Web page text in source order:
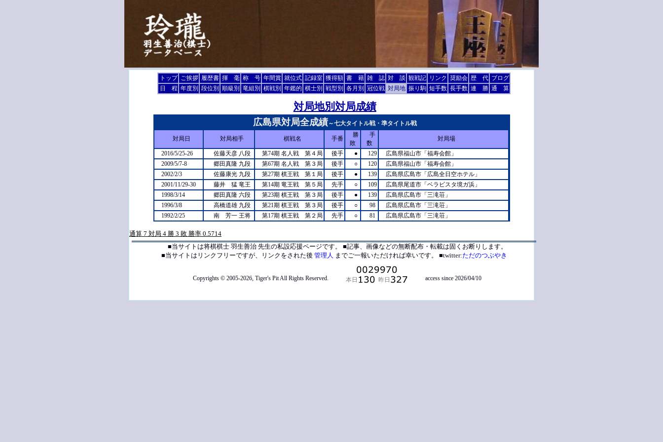
トップ ご挨拶 履歴書 揮 毫 称 号 年間賞 就位式 記録室 獲得額 書 籍 雑 誌 対 談 観戦記 リンク 奨励会 歴 代 ブログ
日 程 年度別 段位別 順級別 竜組別 棋戦別 年鑑的 棋士別 戦型別 各月別 冠位戦 対局地 振り駒 短手数 長手数 連 勝 通 算
対局地別対局成績
広島県対局全成績～七大タイトル戦・準タイトル戦
対局日 対局相手 棋戦名 手番
勝
敗
手
数
対局場
2016/5/25-26 佐藤天彦 八段 第74期 名人戦 第４局 後手 ● 129
広島県福山市「福寿会館」
2009/5/7-8
郷田真隆 九段 第67期 名人戦 第３局 後手 ○ 120
広島県福山市「福寿会館」
2002/2/3
佐藤康光 九段 第27期 棋王戦 第１局 後手 ● 139
広島県広島市「広島全日空ホテル」
2001/11/29-30
藤井 猛 竜王 第14期 竜王戦 第５局 先手 ○ 109
広島県尾道市「ベラビスタ境ガ浜」
1998/3/14
郷田真隆 六段 第23期 棋王戦 第３局 後手 ● 139
広島県広島市「三滝荘」
1996/3/8
高橋道雄 九段 第21期 棋王戦 第３局 後手 ○ 98
広島県広島市「三滝荘」
1992/2/25
南 芳一 王将 第17期 棋王戦 第２局 先手 ○ 81 広島県広島市「三滝荘」
通算 7 対局 4 勝 3 敗 勝率 0.5714
■当サイトは将棋棋士 羽生善治 先生の私設応援ページです。 ■記事、画像などの無断配布・転載は固くお断りします。
■当サイトはリンクフリーですが、リンクをされた後 管理人 までご一報いただければ幸いです。 ■twitter:ただのつぶやき
Copyrights © 2005-2026, Tiger's Pit All Rights Reserved. access since 2026/04/10